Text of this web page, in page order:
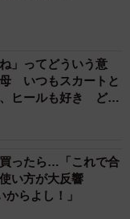
）提供
とには、周囲から
」ってどういう意
いつもスカートと
ヒールも好き どの
ったら…「これで合
い方が大反響
からよし！」